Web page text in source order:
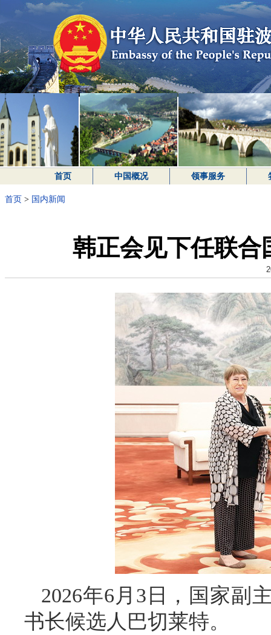
首页 中国概况 领事服务
首页 > 国内新闻
韩正会见下任联合
2026年6月3日，国家副
书长候选人巴切莱特。